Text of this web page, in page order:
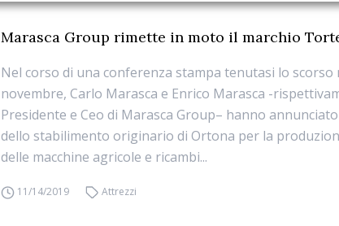
Marasca Group rimette in moto il marchio
Nel corso di una conferenza stampa tenutasi lo scorso
novembre, Carlo Marasca e Enrico Marasca -
Presidente e Ceo di Marasca Group– hanno
dello stabilimento originario di Ortona per la
delle macchine agricole e ricambi...
11/14/2019 Attrezzi